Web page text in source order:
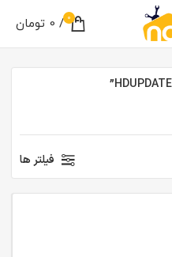
0
/ تومان 0
فیلتر ها